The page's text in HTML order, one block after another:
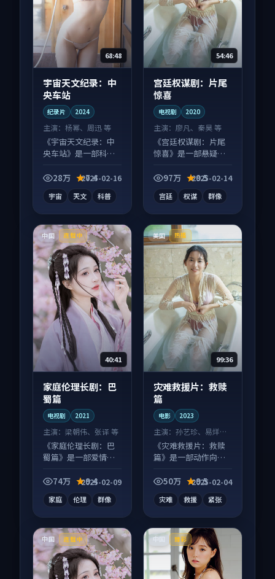
68:48
宇宙天文纪录：中
央车站
纪录片 2024
主演： 杨幂、周迅 等
《宇宙天文纪录：中
央车站》是一部科幻
叙事并行，细节值得
28万 7.4
2025-02-16
宇宙 天文 科普
54:46
宫廷权谋剧：片尾
惊喜
电视剧 2020
主演：廖凡、秦昊 等
《宫廷权谋剧：片尾
惊喜》是一部悬疑向
续发酵，适合周末一
97万 9.5
2025-02-14
宫廷 权谋 群像
中国 连载中
40:41
家庭伦理长剧：巴
蜀篇
电视剧 2021
主演： 梁朝伟、张译 等
《家庭伦理长剧：巴
蜀篇》是一部爱情向
成长为内核，情感戏
74万 9.4
2025-02-09
家庭 伦理 群像
美国 热播
99:36
灾难救援片：救赎
篇
电影 2023
主演：孙艺珍、易烊千
玺 等
《灾难救援片：救赎
篇》是一部动作向电
全，观感爽快不拖
50万 9.5
2025-02-04
灾难 救援 紧张
中国 连载中 中国 臻彩